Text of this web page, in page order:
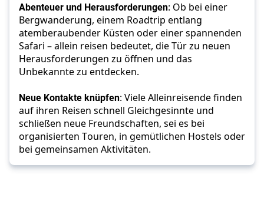
Abenteuer und Herausforderungen: Ob bei einer
Bergwanderung, einem Roadtrip entlang
atemberaubender Küsten oder einer spannenden
Safari – allein reisen bedeutet, die Tür zu neuen
Herausforderungen zu öffnen und das
Unbekannte zu entdecken.
Neue Kontakte knüpfen: Viele Alleinreisende finden
auf ihren Reisen schnell Gleichgesinnte und
schließen neue Freundschaften, sei es bei
organisierten Touren, in gemütlichen Hostels oder
bei gemeinsamen Aktivitäten.